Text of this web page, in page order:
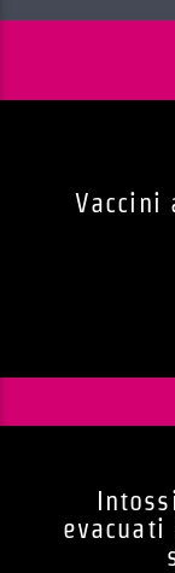
Vaccini